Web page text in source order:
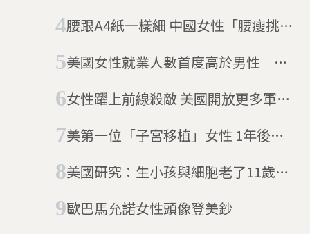
腰跟A4紙一樣細 中國女性「腰瘦挑
美國女性就業人數首度高於男性
女性躍上前線殺敵 美國開放更多軍職
美第一位「子宮移植」女性 1年後可
美國研究：生小孩與細胞老了11歲有
歐巴馬允諾女性頭像登美鈔